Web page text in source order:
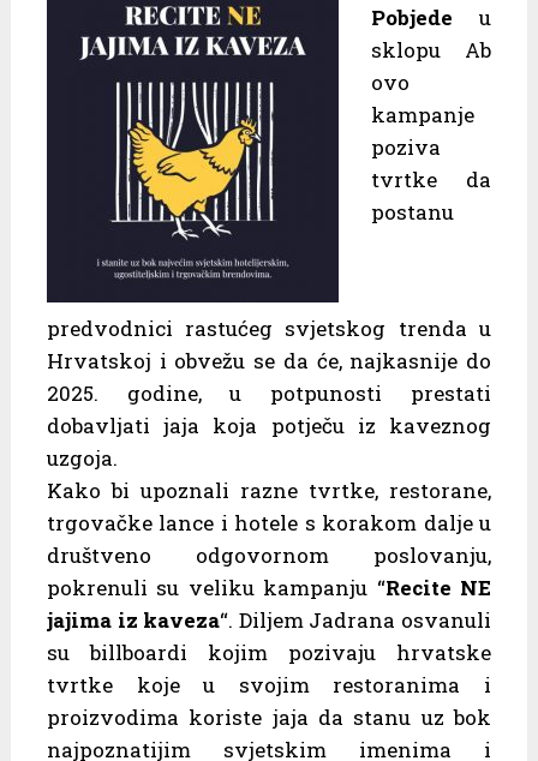
Pobjede u
sklopu Ab
ovo
kampanje
poziva
tvrtke da
postanu
predvodnici rastućeg svjetskog trenda u
Hrvatskoj i obvežu se da će, najkasnije do
2025. godine, u potpunosti prestati
dobavljati jaja koja potječu iz kaveznog
uzgoja.
Kako bi upoznali razne tvrtke, restorane,
trgovačke lance i hotele s korakom dalje u
društveno odgovornom poslovanju,
pokrenuli su veliku kampanju “Recite NE
jajima iz kaveza“. Diljem Jadrana osvanuli
su billboardi kojim pozivaju hrvatske
tvrtke koje u svojim restoranima i
proizvodima koriste jaja da stanu uz bok
najpoznatijim svjetskim imenima i